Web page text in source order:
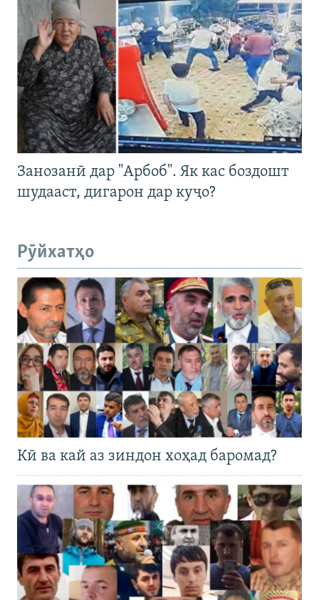
Занозанӣ дар "Арбоб". Як кас боздошт
шудааст, дигарон дар куҷо?
Рӯйхатҳо
Кӣ ва кай аз зиндон хоҳад баромад?